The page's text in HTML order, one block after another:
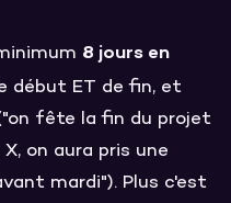
8 jours en
début ET de fin, et
fête la fin du projet
on aura pris une
mardi"). Plus c'est